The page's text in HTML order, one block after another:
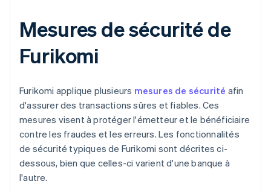
Mesures de sécurité de
Furikomi
Furikomi applique plusieurs mesures de sécurité afin
d'assurer des transactions sûres et fiables. Ces
mesures visent à protéger l'émetteur et le bénéficiaire
contre les fraudes et les erreurs. Les fonctionnalités
de sécurité typiques de Furikomi sont décrites ci-
dessous, bien que celles-ci varient d'une banque à
l'autre.